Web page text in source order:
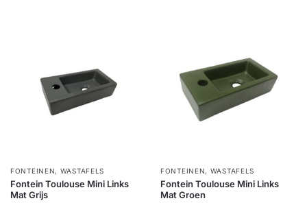
FONTEINEN, WASTAFELS
Fontein Toulouse Mini Links
Mat Grijs
FONTEINEN, WASTAFELS
Fontein Toulouse Mini Links
Mat Groen